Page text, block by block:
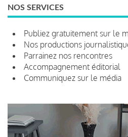
NOS SERVICES
Publiez gratuitement sur le
Nos productions
Parrainez nos rencontres
Accompagnement éditorial
Communiquez sur le média